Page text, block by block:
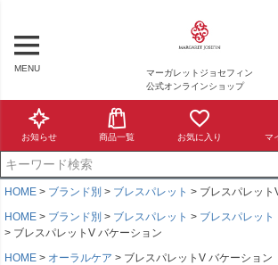
MENU
マーガレットジョセフィン
公式オンラインショップ
お知らせ 商品一覧 お気に入り マ
HOME ブランド別 ブレスパレット
ブレスパレット
HOME
ブランド別 ブレスパレット
ブレスパレット
ブレスパレットV バケーション
HOME
オーラルケア
ブレスパレットV バケーション